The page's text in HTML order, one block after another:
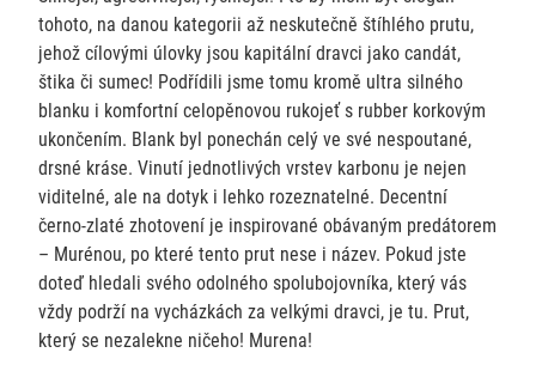
tohoto, na danou kategorii až neskutečně štíhlého prutu,
jehož cílovými úlovky jsou kapitální dravci jako candát,
štika či sumec! Podřídili jsme tomu kromě ultra silného
blanku i komfortní celopěnovou rukojeť s rubber korkovým
ukončením. Blank byl ponechán celý ve své nespoutané,
drsné kráse. Vinutí jednotlivých vrstev karbonu je nejen
viditelné, ale na dotyk i lehko rozeznatelné. Decentní
černo-zlaté zhotovení je inspirované obávaným predátorem
– Murénou, po které tento prut nese i název. Pokud jste
doteď hledali svého odolného spolubojovníka, který vás
vždy podrží na vycházkách za velkými dravci, je tu. Prut,
který se nezalekne ničeho! Murena!